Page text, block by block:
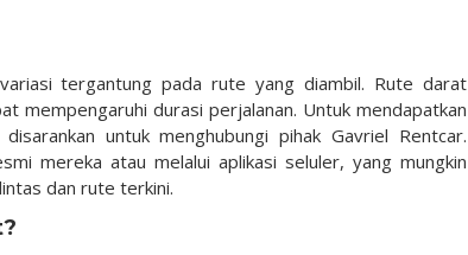
tergantung pada rute yang diambil. Rute darat
mempengaruhi durasi perjalanan. Untuk mendapatkan
untuk menghubungi pihak Gavriel Rentcar.
mereka atau melalui aplikasi seluler, yang mungkin
dan rute terkini.